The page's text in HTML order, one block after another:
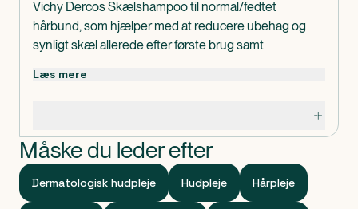
Vichy Dercos Skælshampoo til normal/fedtet
hårbund, som hjælper med at reducere ubehag og
synligt skæl allerede efter første brug samt
følelsen af kløe.
Produktet er dermatologisk testet.
Dosis og Anvendelse
Påfør Vichy Dercos Skælshampoo i hårbunden i vådt
hår. Massér blidt og lad det virke i 2 minutter. Skyl
derefter ud. Bruges dagligt i 4 uger, og derefter 1 gang
Læs mere
Måske du leder efter
Dermatologisk hudpleje Hudpleje Hårpleje